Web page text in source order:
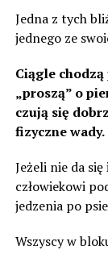
Jedna z tych
jednego ze
Ciągle
„proszą” o
czują się
fizyczne wady.
Jeżeli nie da
człowiekowi
jedzenia po
Wszyscy w